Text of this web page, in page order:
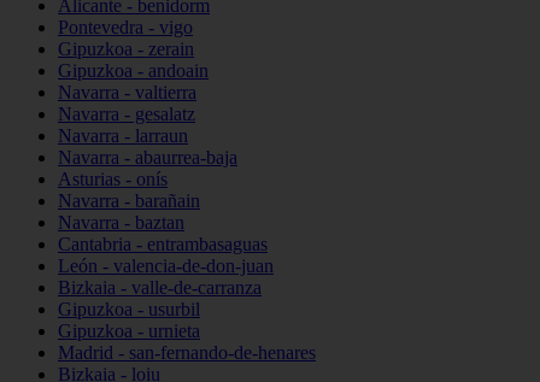
Alicante - benidorm
Pontevedra - vigo
Gipuzkoa - zerain
Gipuzkoa - andoain
Navarra - valtierra
Navarra - gesalatz
Navarra - larraun
Navarra - abaurrea-baja
Asturias - onís
Navarra - barañain
Navarra - baztan
Cantabria - entrambasaguas
León - valencia-de-don-juan
Bizkaia - valle-de-carranza
Gipuzkoa - usurbil
Gipuzkoa - urnieta
Madrid - san-fernando-de-henares
Bizkaia - loiu